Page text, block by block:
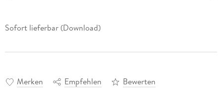
Sofort lieferbar (Download)
Merken Empfehlen Bewerten